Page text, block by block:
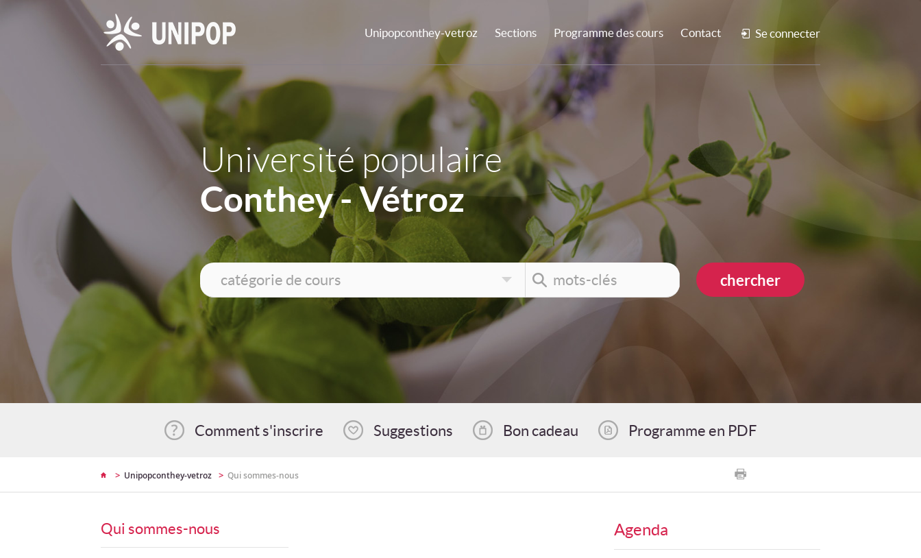
Unipopconthey-vetroz Sections Programme des cours Contact Se connecter
Université populaire
Conthey - Vétroz
Comment s'inscrire Suggestions Bon cadeau Programme en PDF
> Unipopconthey-vetroz > Qui sommes-nous
Qui sommes-nous Agenda